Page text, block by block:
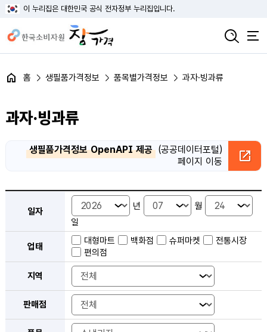
이 누리집은 대한민국 공식 전자정부 누리집입니다.
홈 생필품가격정보 품목별가격정보 과자·빙과류
과자·빙과류
생필품가격정보 OpenAPI 제공 (공공데이터포털)
페이지 이동
일자 년
월
일
업태
대형마트 백화점 슈퍼마켓
전통시장
편의점
지역
판매점